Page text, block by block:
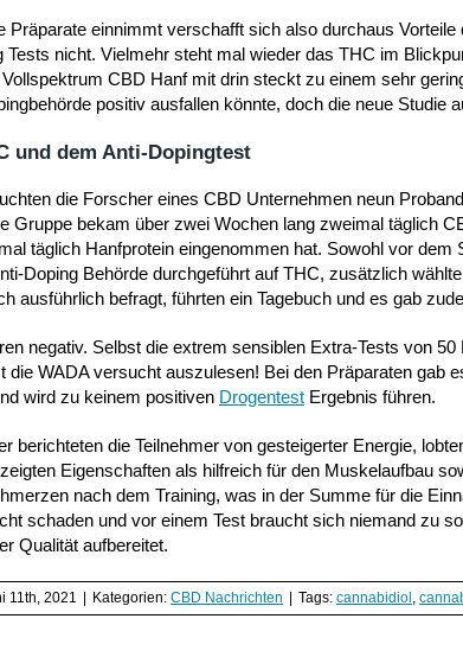
Präparate einnimmt verschafft sich also durchaus
Tests nicht. Vielmehr steht mal wieder das THC im
CBD Hanf mit drin steckt zu einem sehr
positiv ausfallen könnte, doch die neue
und dem Anti-Dopingtest
die Forscher eines CBD Unternehmen neun
Gruppe bekam über zwei Wochen lang zweimal täglich
täglich Hanfprotein eingenommen hat. Sowohl vor
Doping Behörde durchgeführt auf THC, zusätzlich
ausführlich befragt, führten ein Tagebuch und es gab
negativ. Selbst die extrem sensiblen Extra-Tests von
die WADA versucht auszulesen! Bei den Präparaten gab
wird zu keinem positiven Drogentest Ergebnis führen.
berichteten die Teilnehmer von gesteigerter Energie,
Eigenschaften als hilfreich für den Muskelaufbau
nach dem Training, was in der Summe für die
schaden und vor einem Test braucht sich niemand zu
Qualität aufbereitet.
11th, 2021 | Kategorien: CBD Nachrichten | Tags: cannabidiol,